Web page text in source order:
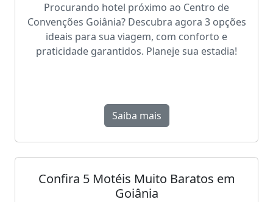
Procurando hotel próximo ao Centro de
Convenções Goiânia? Descubra agora 3 opções
ideais para sua viagem, com conforto e
praticidade garantidos. Planeje sua estadia!
Saiba mais
Confira 5 Motéis Muito Baratos em
Goiânia